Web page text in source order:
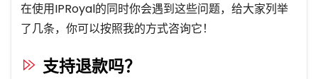
在使用IPRoyal的同时你会遇到这些问题，给大家列举
了几条，你可以按照我的方式咨询它！
支持退款吗？